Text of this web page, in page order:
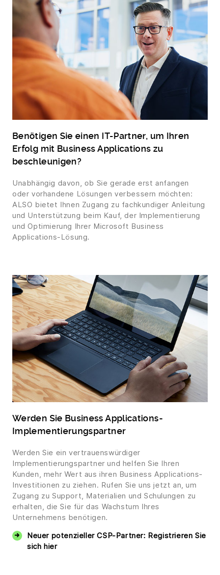
Benötigen Sie einen IT-Partner, um Ihren
Erfolg mit Business Applications zu
beschleunigen?
Unabhängig davon, ob Sie gerade erst anfangen
oder vorhandene Lösungen verbessern möchten:
ALSO bietet Ihnen Zugang zu fachkundiger Anleitung
und Unterstützung beim Kauf, der Implementierung
und Optimierung Ihrer Microsoft Business
Applications-Lösung.
Werden Sie Business Applications-
Implementierungspartner
Werden Sie ein vertrauenswürdiger
Implementierungspartner und helfen Sie Ihren
Kunden, mehr Wert aus ihren Business Applications-
Investitionen zu ziehen. Rufen Sie uns jetzt an, um
Zugang zu Support, Materialien und Schulungen zu
erhalten, die Sie für das Wachstum Ihres
Unternehmens benötigen.
Neuer potenzieller CSP-Partner: Registrieren Sie
sich hier